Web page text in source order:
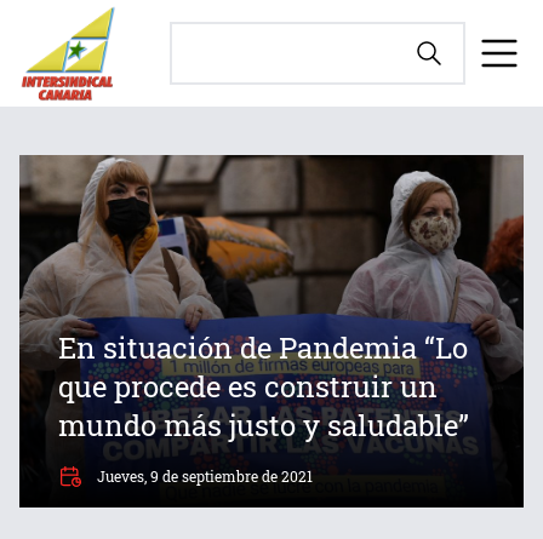
En situación de Pandemia “Lo
que procede es construir un
mundo más justo y saludable”
Jueves, 9 de septiembre de 2021